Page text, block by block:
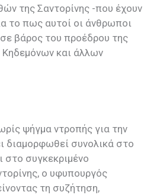
της Σαντορίνης -που έχουν
το πως αυτοί οι άνθρωποι
βάρος του προέδρου της
και άλλων
ψήγμα ντροπής για την
διαμορφωθεί συνολικά στο
στο συγκεκριμένο
ο υφυπουργός
τη συζήτηση,